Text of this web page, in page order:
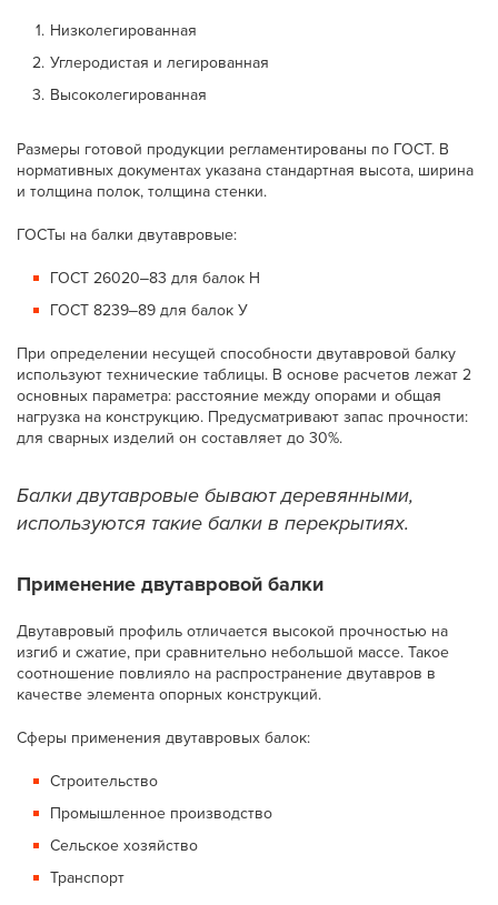
Низколегированная
Углеродистая и легированная
Высоколегированная
Размеры готовой продукции регламентированы по ГОСТ. В
нормативных документах указана стандартная высота, ширина
и толщина полок, толщина стенки.
ГОСТы на балки двутавровые:
ГОСТ 26020‒83 для балок Н
ГОСТ 8239‒89 для балок У
При определении несущей способности двутавровой балку
используют технические таблицы. В основе расчетов лежат 2
основных параметра: расстояние между опорами и общая
нагрузка на конструкцию. Предусматривают запас прочности:
для сварных изделий он составляет до 30%.
Балки двутавровые бывают деревянными,
используются такие балки в перекрытиях.
Применение двутавровой балки
Двутавровый профиль отличается высокой прочностью на
изгиб и сжатие, при сравнительно небольшой массе. Такое
соотношение повлияло на распространение двутавров в
качестве элемента опорных конструкций.
Сферы применения двутавровых балок:
Строительство
Промышленное производство
Сельское хозяйство
Транспорт